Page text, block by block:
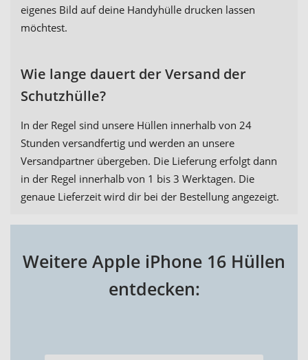
eigenes Bild auf deine Handyhülle drucken lassen
möchtest.
Wie lange dauert der Versand der
Schutzhülle?
In der Regel sind unsere Hüllen innerhalb von 24
Stunden versandfertig und werden an unsere
Versandpartner übergeben. Die Lieferung erfolgt dann
in der Regel innerhalb von 1 bis 3 Werktagen. Die
genaue Lieferzeit wird dir bei der Bestellung angezeigt.
Weitere Apple iPhone 16 Hüllen
entdecken: